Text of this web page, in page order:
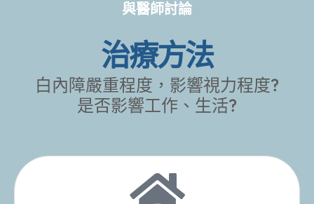
Step 3.眼球構造
檢查從前到後，由外道內角膜、水晶體、玻
璃體、視網膜、視神經等等。
與醫師討論